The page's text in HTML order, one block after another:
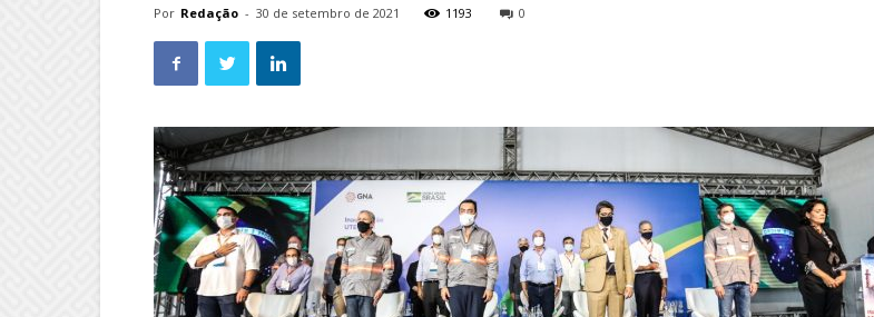
Por Redação - 30 de setembro de 2021 1193 0